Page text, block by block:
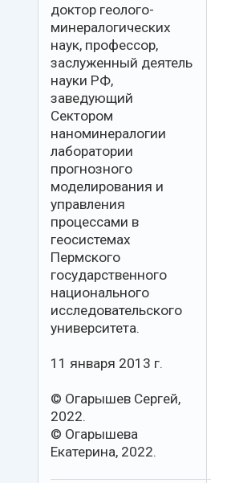
доктор геолого-
минералогических
наук, профессор,
заслуженный деятель
науки РФ,
заведующий
Сектором
наноминералогии
лаборатории
прогнозного
моделирования и
управления
процессами в
геосистемах
Пермского
государственного
национального
исследовательского
университета.
11 января 2013 г.
© Огарышев Сергей,
2022.
© Огарышева
Екатерина, 2022.